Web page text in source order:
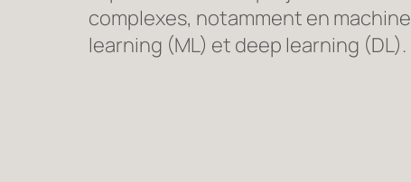
complexes, notamment en machine
learning (ML) et deep learning (DL).